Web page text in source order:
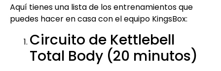
Aquí tienes una lista de los entrenamientos que
puedes hacer en casa con el equipo KingsBox:
Circuito de Kettlebell
Total Body (20 minutos)